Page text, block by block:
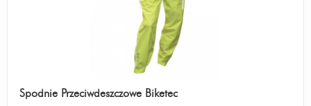
Spodnie Przeciwdeszczowe Biketec